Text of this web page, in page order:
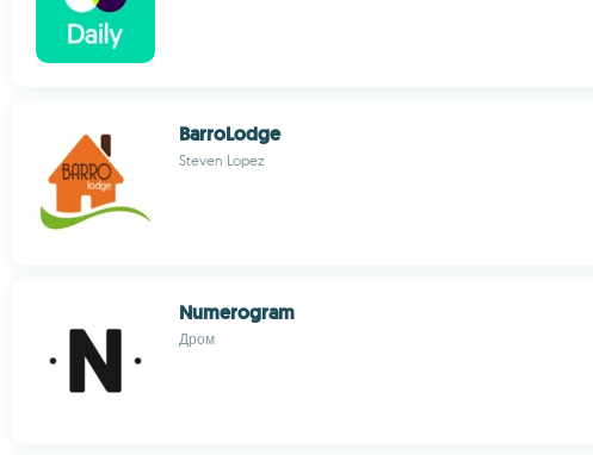
BarroLodge
Steven Lopez
Numerogram
Дром